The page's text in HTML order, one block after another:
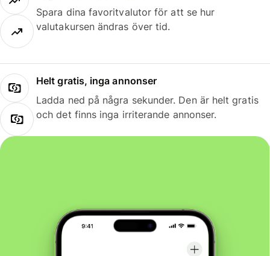
Spara dina favoritvalutor för att se hur
valutakursen ändras över tid.
Helt gratis, inga annonser
Ladda ned på några sekunder. Den är helt gratis
och det finns inga irriterande annonser.